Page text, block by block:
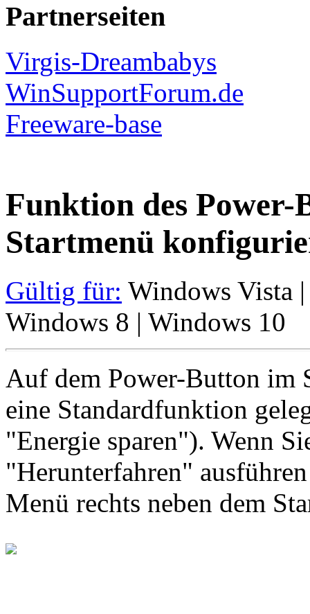
Partnerseiten
Virgis-Dreambabys
WinSupportForum.de
Freeware-base
Funktion des
Startmenü
Gültig für: Windows Vista
Windows 8 | Windows 10
Auf dem Power-Button im
eine Standardfunktion
"Energie sparen"). Wenn
"Herunterfahren"
Menü rechts neben dem